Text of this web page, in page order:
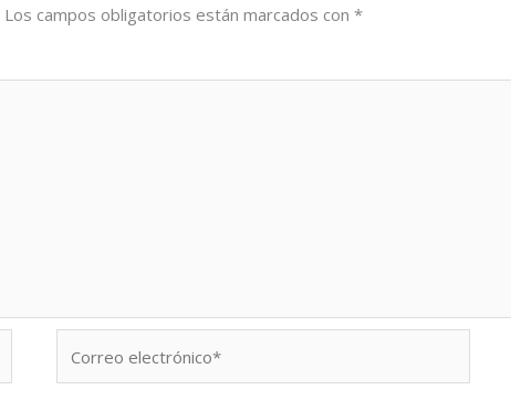
Los campos obligatorios están marcados con *
electrónico*